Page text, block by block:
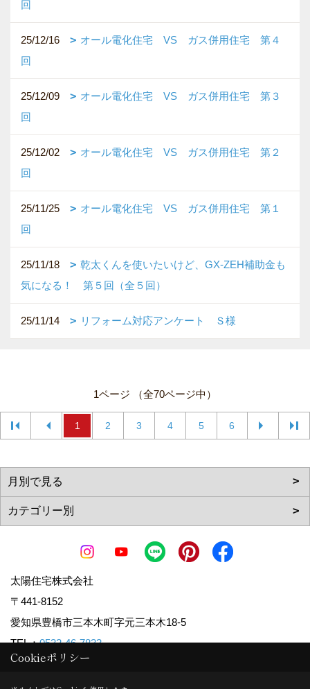
回
25/12/16
オール電化住宅 VS ガス併用住宅 第４
回
25/12/09
オール電化住宅 VS ガス併用住宅 第３
回
25/12/02
オール電化住宅 VS ガス併用住宅 第２
回
25/11/25
オール電化住宅 VS ガス併用住宅 第１
回
25/11/18
乾太くんを使いたいけど、GX-ZEH補助金も
気になる！ 第５回（全５回）
25/11/14 リフォーム対応アンケート Ｓ様
1ページ （全70ページ中）
1 2 3 4 5 6
太陽住宅株式会社
〒441-8152
愛知県豊橋市三本木町字元三本木18-5
TEL：0532-46-7833
FAX：0532-48-4119
＜営業時間＞9:00～18:00
Cookieポリシー